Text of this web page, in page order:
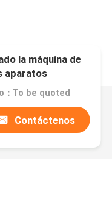
la máquina de
aparatos
：To be quoted
Contáctenos